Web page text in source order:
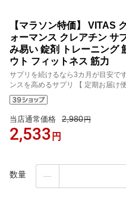
【マラソン特価】 VITAS
ォーマンス クレアチン サ
み易い 錠剤 トレーニング
ウト フィットネス 筋力
サプリを続けるなら3カ月が目安で
ンスを高めるサプリ 【 定期お届け便
当店通常価格 2,980円
2,533 円
数量